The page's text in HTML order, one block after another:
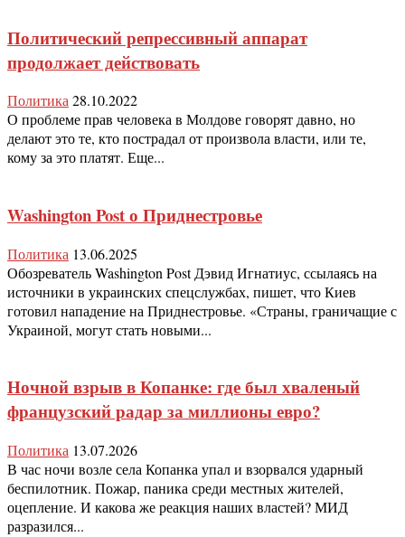
Политический репрессивный аппарат
продолжает действовать
Политика28.10.2022
О проблеме прав человека в Молдове говорят давно, но
делают это те, кто пострадал от произвола власти, или те,
кому за это платят. Еще...
Washington Post о Приднестровье
Политика 13.06.2025
Обозреватель Washington Post Дэвид Игнатиус, ссылаясь на
источники в украинских спецслужбах, пишет, что Киев
готовил нападение на Приднестровье. «Страны, граничащие с
Украиной, могут стать новыми...
Ночной взрыв в Копанке: где был хваленый
французский радар за миллионы евро?
Политика 13.07.2026
В час ночи возле села Копанка упал и взорвался ударный
беспилотник. Пожар, паника среди местных жителей,
оцепление. И какова же реакция наших властей? МИД
разразился...